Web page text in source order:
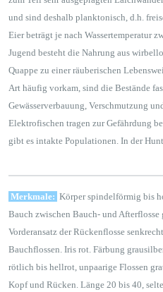
und sind deshalb planktonisch, d.h.
Eier beträgt je nach Wassertemperatur
Jugend besteht die Nahrung aus
Quappe zu einer räuberischen
Art häufig vorkam, sind die Bestände
Gewässerverbauung, Verschmutzung
Elektrofischen tragen zur Gefährdung
gibt es intakte Populationen. In der
Merkmale: Körper spindelförmig bis
Bauch zwischen Bauch- und
Vorderansatz der Rückenflosse
Bauchflossen. Iris rot. Färbung
rötlich bis hellrot, unpaarige Flossen
Kopf und Rücken. Länge 20 bis 40,